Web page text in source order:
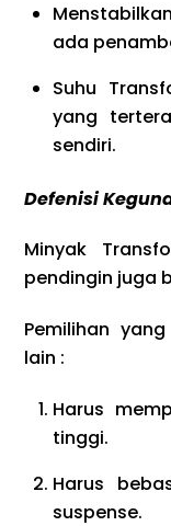
ada
Suhu
yang
sendiri.
Defenisi
Minyak
pendingin juga
Pemilihan
lain :
Harus
tinggi.
Harus
suspense.